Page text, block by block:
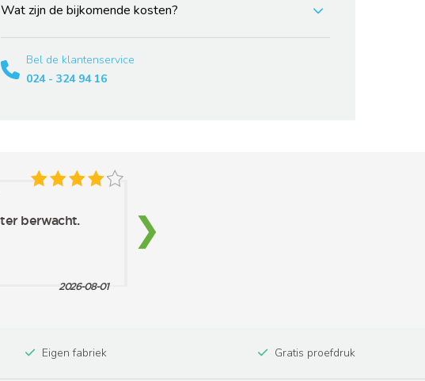
Wat zijn de bijkomende kosten?
Bel de klantenservice
024 - 324 94 16
Eigen fabriek Gratis proefdruk